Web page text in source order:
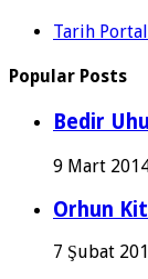
Tarih
Popular Posts
Bedir
9 Mart
Orhun
7 Şubat